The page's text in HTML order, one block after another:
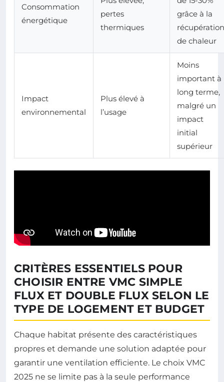
Consommation
énergétique
pertes
thermiques
grâce à la
récupération
de chaleur
Impact
environnemental
Plus élevé à
l’usage
Moins
important à
long terme,
malgré un
impact
initial
supérieur
CRITÈRES ESSENTIELS POUR
CHOISIR ENTRE VMC SIMPLE
FLUX ET DOUBLE FLUX SELON LE
TYPE DE LOGEMENT ET BUDGET
Chaque habitat présente des caractéristiques
propres et demande une solution adaptée pour
garantir une ventilation efficiente. Le choix VMC
2025 ne se limite pas à la seule performance